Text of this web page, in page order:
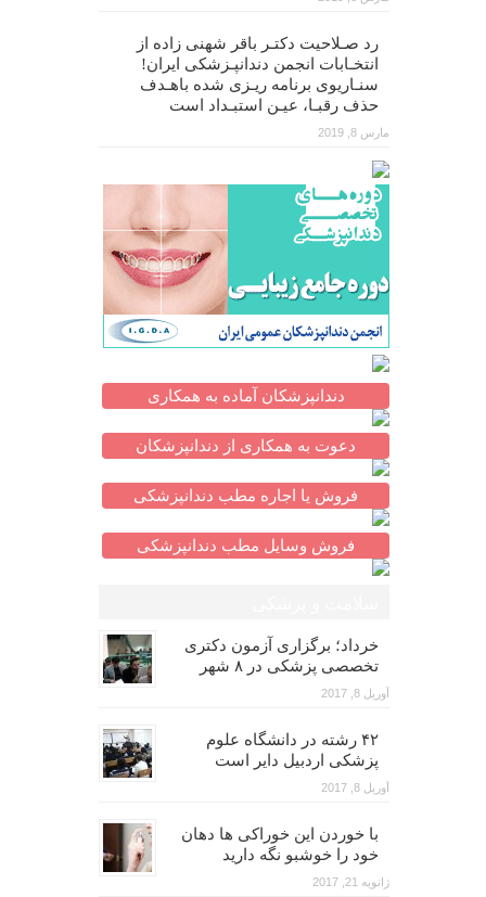
رد صـلاحیت دکتـر باقر شهنی زاده از
انتخـابات انجمن دندانپـزشکی ایران!
سنـاریوی برنامه ریـزی شده باهـدف
حذف رقبـا، عیـن استبـداد است
مارس 8, 2019
دندانپزشکان آماده به همکاری
دعوت به همکاری از دندانپزشکان
فروش یا اجاره مطب دندانپزشکی
فروش وسایل مطب دندانپزشکی
خرداد؛ برگزاری آزمون دکتری
تخصصی پزشکی در ۸ شهر
آوریل 8, 2017
۴۲ رشته در دانشگاه علوم
پزشکی اردبیل دایر است
آوریل 8, 2017
با خوردن این خوراکی ها دهان
خود را خوشبو نگه دارید
ژانویه 21, 2017